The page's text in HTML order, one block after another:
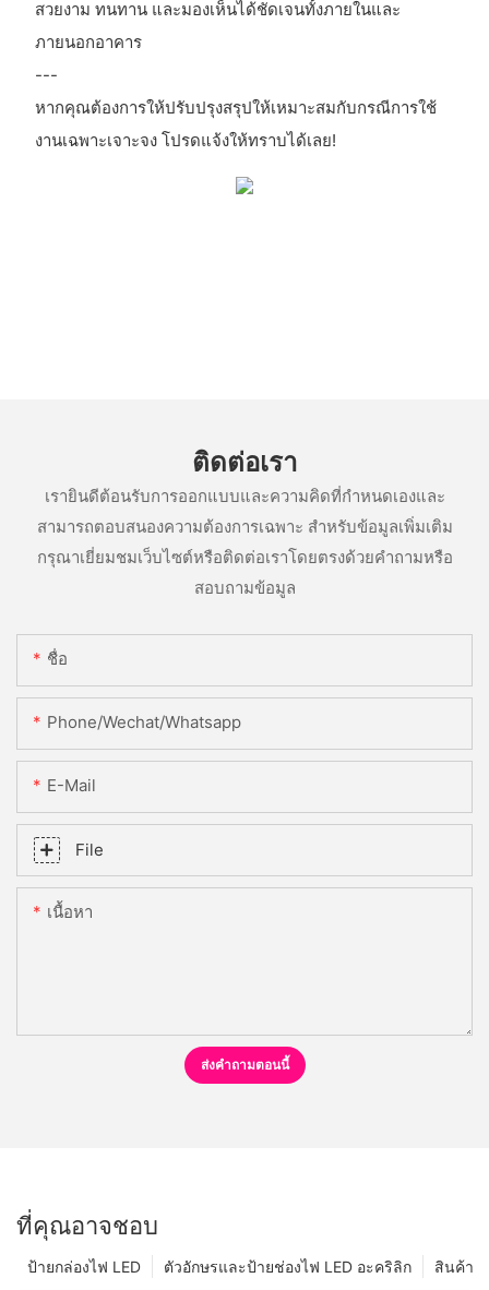
สวยงาม ทนทาน และมองเห็นได้ชัดเจนทั้งภายในและ
ภายนอกอาคาร
---
หากคุณต้องการให้ปรับปรุงสรุปให้เหมาะสมกับกรณีการใช้
งานเฉพาะเจาะจง โปรดแจ้งให้ทราบได้เลย!
ติดต่อเรา
เรายินดีต้อนรับการออกแบบและความคิดที่กำหนดเองและ
สามารถตอบสนองความต้องการเฉพาะ สำหรับข้อมูลเพิ่มเติม
กรุณาเยี่ยมชมเว็บไซต์หรือติดต่อเราโดยตรงด้วยคำถามหรือ
สอบถามข้อมูล
ชื่อ
Phone/Wechat/Whatsapp
E-Mail
File
เนื้อหา
ส่งคำถามตอนนี้
ที่คุณอาจชอบ
สินค้า
ตัวอักษรและป้ายช่องไฟ LED อะคริลิก
ป้ายกล่องไฟ LED